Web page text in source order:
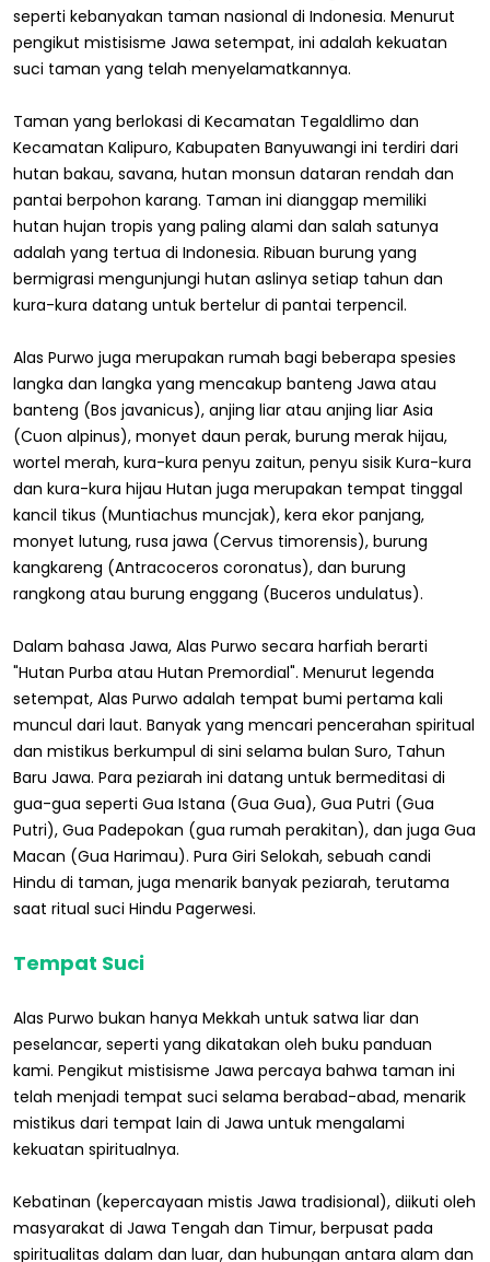
seperti kebanyakan taman nasional di Indonesia. Menurut
pengikut mistisisme Jawa setempat, ini adalah kekuatan
suci taman yang telah menyelamatkannya.
Taman yang berlokasi di Kecamatan Tegaldlimo dan
Kecamatan Kalipuro, Kabupaten Banyuwangi ini terdiri dari
hutan bakau, savana, hutan monsun dataran rendah dan
pantai berpohon karang. Taman ini dianggap memiliki
hutan hujan tropis yang paling alami dan salah satunya
adalah yang tertua di Indonesia. Ribuan burung yang
bermigrasi mengunjungi hutan aslinya setiap tahun dan
kura-kura datang untuk bertelur di pantai terpencil.
Alas Purwo juga merupakan rumah bagi beberapa spesies
langka dan langka yang mencakup banteng Jawa atau
banteng (Bos javanicus), anjing liar atau anjing liar Asia
(Cuon alpinus), monyet daun perak, burung merak hijau,
wortel merah, kura-kura penyu zaitun, penyu sisik Kura-kura
dan kura-kura hijau Hutan juga merupakan tempat tinggal
kancil tikus (Muntiachus muncjak), kera ekor panjang,
monyet lutung, rusa jawa (Cervus timorensis), burung
kangkareng (Antracoceros coronatus), dan burung
rangkong atau burung enggang (Buceros undulatus).
Dalam bahasa Jawa, Alas Purwo secara harfiah berarti
"Hutan Purba atau Hutan Premordial". Menurut legenda
setempat, Alas Purwo adalah tempat bumi pertama kali
muncul dari laut. Banyak yang mencari pencerahan spiritual
dan mistikus berkumpul di sini selama bulan Suro, Tahun
Baru Jawa. Para peziarah ini datang untuk bermeditasi di
gua-gua seperti Gua Istana (Gua Gua), Gua Putri (Gua
Putri), Gua Padepokan (gua rumah perakitan), dan juga Gua
Macan (Gua Harimau). Pura Giri Selokah, sebuah candi
Hindu di taman, juga menarik banyak peziarah, terutama
saat ritual suci Hindu Pagerwesi.
Tempat Suci
Alas Purwo bukan hanya Mekkah untuk satwa liar dan
peselancar, seperti yang dikatakan oleh buku panduan
kami. Pengikut mistisisme Jawa percaya bahwa taman ini
telah menjadi tempat suci selama berabad-abad, menarik
mistikus dari tempat lain di Jawa untuk mengalami
kekuatan spiritualnya.
Kebatinan (kepercayaan mistis Jawa tradisional), diikuti oleh
masyarakat di Jawa Tengah dan Timur, berpusat pada
spiritualitas dalam dan luar, dan hubungan antara alam dan